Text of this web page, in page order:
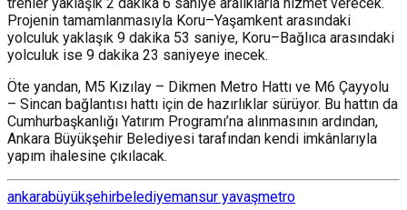
Projenin tamamlanmasıyla Koru–Yaşamkent arasındaki
yolculuk yaklaşık 9 dakika 53 saniye, Koru–Bağlıca arasındaki
yolculuk ise 9 dakika 23 saniyeye inecek.
Öte yandan, M5 Kızılay – Dikmen Metro Hattı ve M6 Çayyolu
– Sincan bağlantısı hattı için de hazırlıklar sürüyor. Bu hattın da
Cumhurbaşkanlığı Yatırım Programı’na alınmasının ardından,
Ankara Büyükşehir Belediyesi tarafından kendi imkânlarıyla
yapım ihalesine çıkılacak.
ankarabüyükşehirbelediyemansur yavaşmetro